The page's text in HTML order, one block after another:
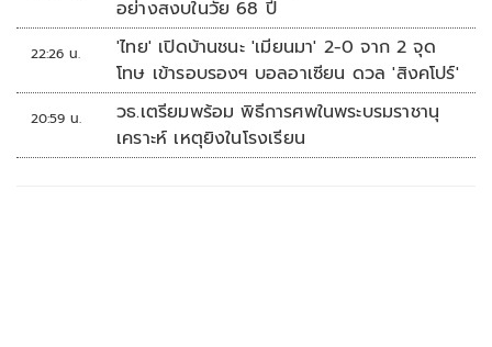
อย่างสงบในวัย 68 ปี
22:26 น.
'ไทย' เปิดบ้านชนะ 'เมียนมา' 2-0 จาก 2 จุด
โทษ เข้ารอบรองฯ บอลอาเซียน ดวล 'สิงคโปร์'
20:59 น.
วธ.เตรียมพร้อม พิธีการศพในพระบรมราชานุ
เคราะห์ เหตุยิงในโรงเรียน